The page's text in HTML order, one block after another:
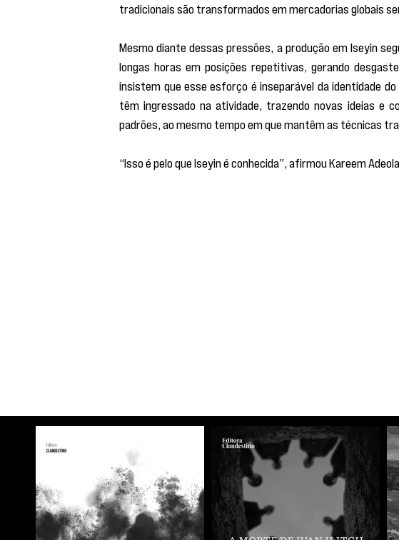
tradicionais são transformados em mercadorias globais
Mesmo diante dessas pressões, a produção em Iseyin
longas horas em posições repetitivas, gerando
insistem que esse esforço é inseparável da identidade
têm ingressado na atividade, trazendo novas ideias e
padrões, ao mesmo tempo em que mantêm as técnicas
“Isso é pelo que Iseyin é conhecida”, afirmou Kareem